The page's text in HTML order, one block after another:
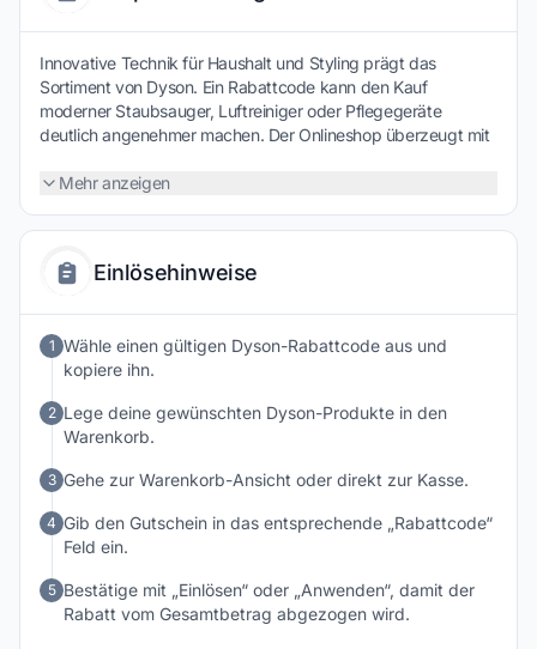
Innovative Technik für Haushalt und Styling prägt das
Sortiment von Dyson. Ein Rabattcode kann den Kauf
moderner Staubsauger, Luftreiniger oder Pflegegeräte
deutlich angenehmer machen. Der Onlineshop überzeugt mit
den Alltag spürbar erleichtern und langfristig überzeugen.
Mehr anzeigen
Einlösehinweise
1 Wähle einen gültigen Dyson-Rabattcode aus und
kopiere ihn.
2 Lege deine gewünschten Dyson-Produkte in den
Warenkorb.
3 Gehe zur Warenkorb-Ansicht oder direkt zur Kasse.
4 Gib den Gutschein in das entsprechende „Rabattcode“
Feld ein.
5 Bestätige mit „Einlösen“ oder „Anwenden“, damit der
Rabatt vom Gesamtbetrag abgezogen wird.